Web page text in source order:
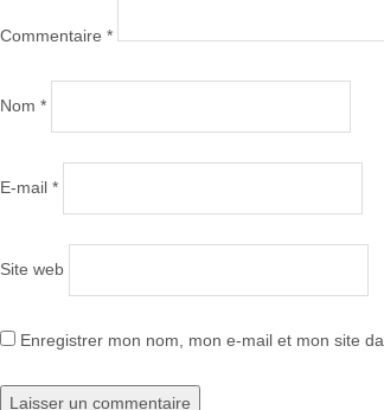
Commentaire *
Nom *
E-mail *
Site web
Enregistrer mon nom, mon e-mail et mon site